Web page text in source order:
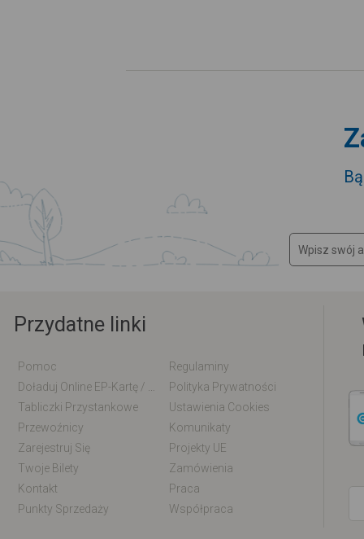
Przydatne linki
Pomoc
Regulaminy
Polityka Prywatności
Tabliczki Przystankowe
Ustawienia Cookies
Przewoźnicy
Komunikaty
Zarejestruj Się
Projekty UE
Twoje Bilety
Zamówienia
Kontakt
Praca
Punkty Sprzedaży
Współpraca